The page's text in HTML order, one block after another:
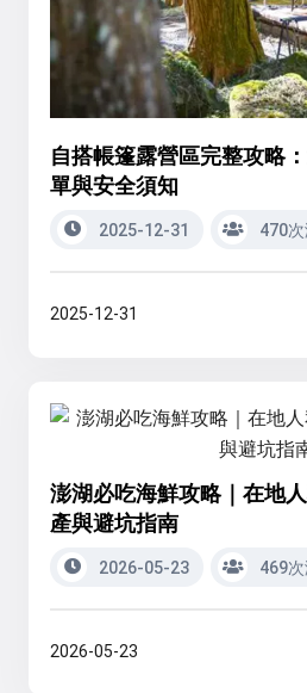
自搭帳篷露營區完整攻略
單與安全須知
2025-12-31 470
2025-12-31
澎湖必吃海鮮攻略｜在地
產與避坑指南
2026-05-23 469
2026-05-23